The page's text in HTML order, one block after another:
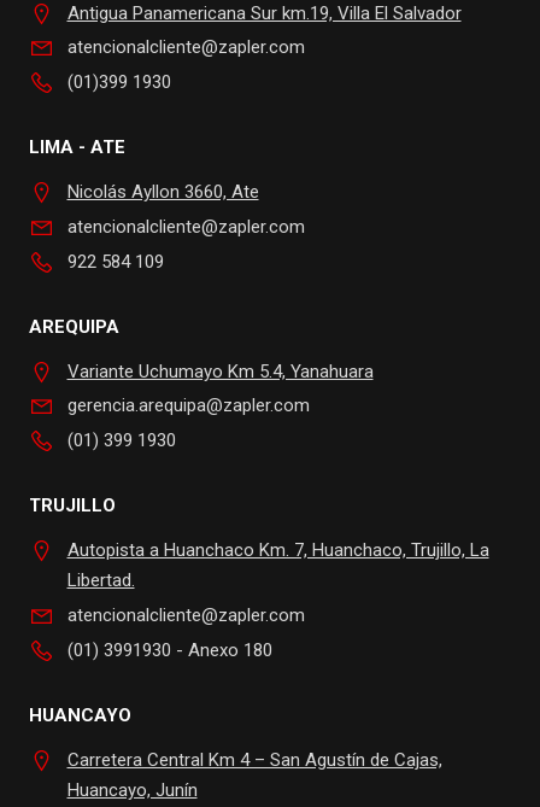
Antigua Panamericana Sur km.19, Villa El Salvador
atencionalcliente@zapler.com
(01)399 1930
LIMA - ATE
Nicolás Ayllon 3660, Ate
atencionalcliente@zapler.com
922 584 109
AREQUIPA
Variante Uchumayo Km 5.4, Yanahuara
gerencia.arequipa@zapler.com
(01) 399 1930
TRUJILLO
Autopista a Huanchaco Km. 7, Huanchaco, Trujillo, La
Libertad.
atencionalcliente@zapler.com
(01) 3991930 - Anexo 180
HUANCAYO
Carretera Central Km 4 – San Agustín de Cajas,
Huancayo, Junín